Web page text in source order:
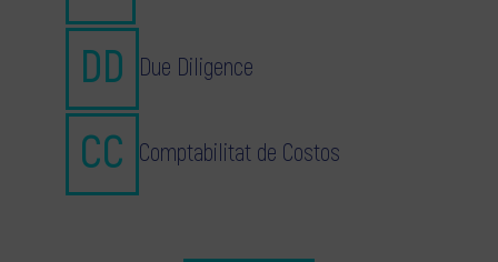
Due Diligence
Comptabilitat de Costos